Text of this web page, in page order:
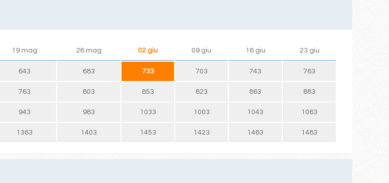
19 mag 26 mag 02 giu 09 giu 16 giu 23 giu
643 683 733 703 743 763
763 803 853 823 863 883
943 983 1033 1003 1043 1063
1363 1403 1453 1423 1463 1483